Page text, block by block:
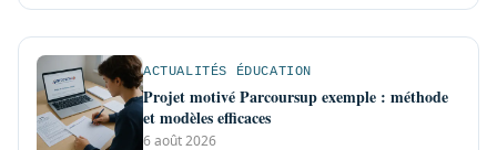
ACTUALITÉS ÉDUCATION
Projet motivé Parcoursup exemple : méthode
et modèles efficaces
6 août 2026